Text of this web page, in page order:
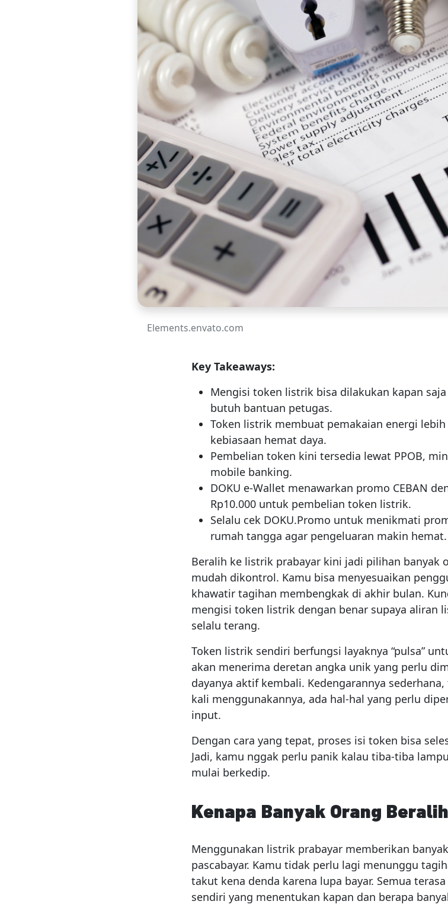
Elements.envato.com
Key Takeaways:
Mengisi token listrik bisa dilakukan kapan
butuh bantuan petugas.
Token listrik membuat pemakaian energi
kebiasaan hemat daya.
Pembelian token kini tersedia lewat PPOB,
mobile banking.
DOKU e-Wallet menawarkan promo CEBAN
Rp10.000 untuk pembelian token listrik.
Selalu cek DOKU.Promo untuk menikmati
rumah tangga agar pengeluaran makin hemat.
Beralih ke listrik prabayar kini jadi pilihan banyak
mudah dikontrol. Kamu bisa menyesuaikan
khawatir tagihan membengkak di akhir bulan.
mengisi token listrik dengan benar supaya aliran
selalu terang.
Token listrik sendiri berfungsi layaknya “pulsa”
akan menerima deretan angka unik yang perlu
dayanya aktif kembali. Kedengarannya
kali menggunakannya, ada hal-hal yang perlu
input.
Dengan cara yang tepat, proses isi token bisa
Jadi, kamu nggak perlu panik kalau tiba-tiba
mulai berkedip.
Kenapa Banyak Orang
Menggunakan listrik prabayar memberikan
pascabayar. Kamu tidak perlu lagi menunggu
takut kena denda karena lupa bayar. Semua
sendiri yang menentukan kapan dan berapa